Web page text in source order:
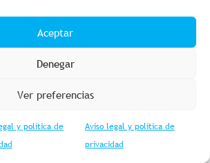
Aceptar
Denegar
Ver preferencias
y política de
Aviso legal y política de
privacidad